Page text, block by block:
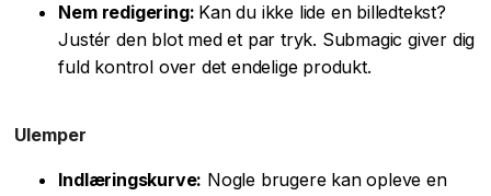
Nem redigering: Kan du ikke lide en billedtekst?
Justér den blot med et par tryk. Submagic giver dig
fuld kontrol over det endelige produkt.
Ulemper
Indlæringskurve: Nogle brugere kan opleve en